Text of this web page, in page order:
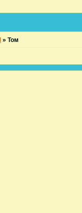
»Том